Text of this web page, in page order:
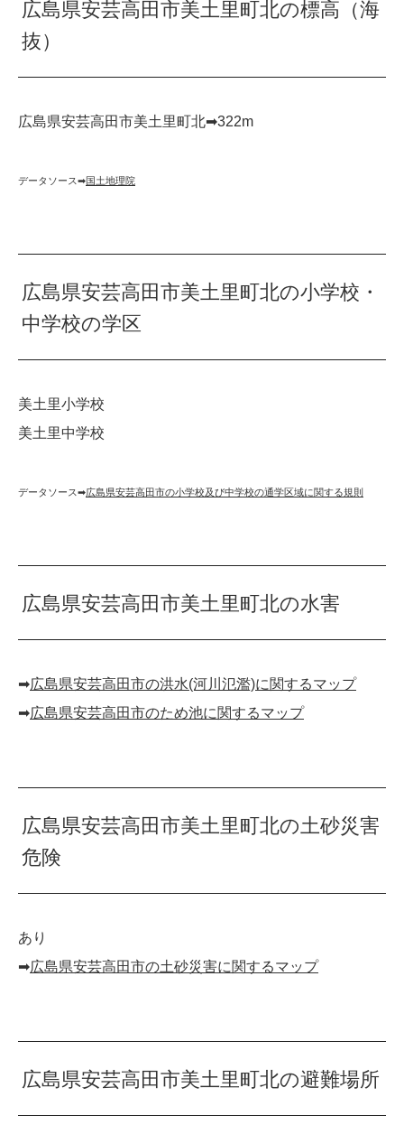
広島県安芸高田市美土里町北の標高（海
抜）
広島県安芸高田市美土里町北➡︎322m
データソース➡︎国土地理院
広島県安芸高田市美土里町北の小学校・
中学校の学区
美土里小学校
美土里中学校
データソース➡︎広島県安芸高田市の小学校及び中学校の通学区域に関する規則
広島県安芸高田市美土里町北の水害
➡︎広島県安芸高田市の洪水(河川氾濫)に関するマップ
➡︎広島県安芸高田市のため池に関するマップ
広島県安芸高田市美土里町北の土砂災害
危険
あり
➡︎広島県安芸高田市の土砂災害に関するマップ
広島県安芸高田市美土里町北の避難場所